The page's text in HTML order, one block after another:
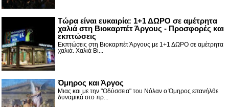
Τώρα είναι ευκαιρία: 1+1 ΔΩΡΟ σε αμέτρητα
χαλιά στη Βιοκαρπέτ Άργους - Προσφορές και
εκπτώσεις
Εκπτώσεις στη Βιοκαρπέτ Άργους με 1+1 ΔΩΡΟ σε αμέτρητα
χαλιά. Χαλιά Βι...
Όμηρος και Άργος
Μιας και με την "Οδύσσεια" του Νόλαν ο Όμηρος επανήλθε
δυναμικά στο πρ...